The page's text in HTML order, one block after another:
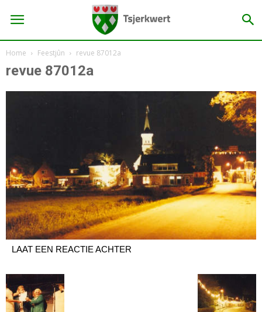
Home Feestjûn revue 87012a
revue 87012a
LAAT EEN REACTIE ACHTER